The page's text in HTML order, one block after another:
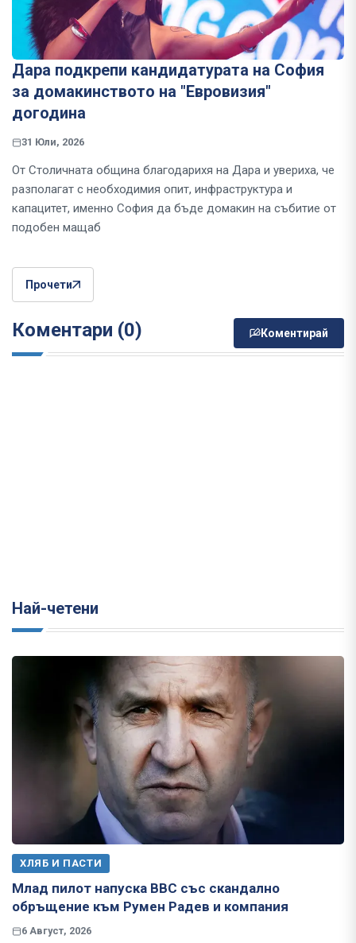
Дара подкрепи кандидатурата на София
за домакинството на "Евровизия"
догодина
31 Юли, 2026
От Столичната община благодарихя на Дара и увериха, че
разполагат с необходимия опит, инфраструктура и
капацитет, именно София да бъде домакин на събитие от
подобен мащаб
Прочети
Коментари (0) Коментирай
Най-четени
ХЛЯБ И ПАСТИ
Млад пилот напуска ВВС със скандално
обръщение към Румен Радев и компания
6 Август, 2026